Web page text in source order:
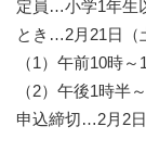
定員…小学1年生
とき…2月21日（
（1）午前10時～
（2）午後1時半
申込締切…2月2日